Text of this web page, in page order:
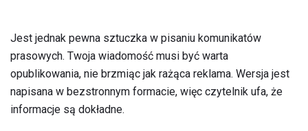
Jest jednak pewna sztuczka w pisaniu komunikatów
prasowych. Twoja wiadomość musi być warta
opublikowania, nie brzmiąc jak rażąca reklama. Wersja jest
napisana w bezstronnym formacie, więc czytelnik ufa, że ​​
informacje są dokładne.